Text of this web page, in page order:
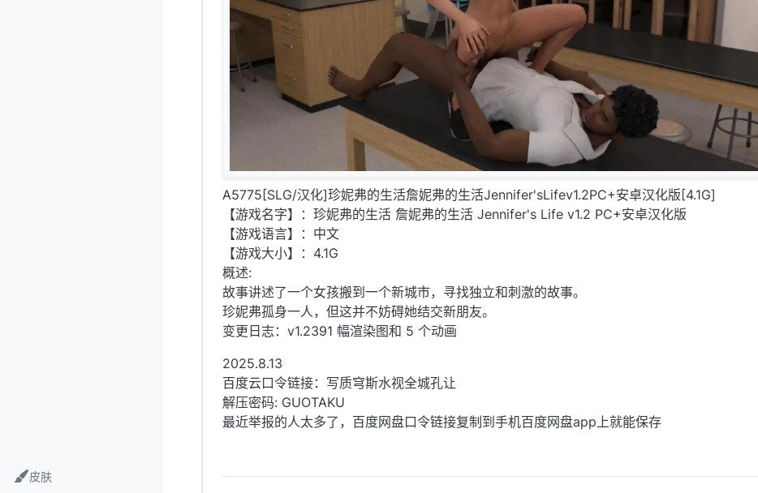
皮肤
A5775[SLG/汉化]珍妮弗的生活詹妮弗的生活Jennifer'sLifev1.2PC+安卓汉化版[4.1G]
【游戏名字】：珍妮弗的生活 詹妮弗的生活 Jennifer's Life v1.2 PC+安卓汉化版
【游戏语言】：中文
【游戏大小】：4.1G
概述:
故事讲述了一个女孩搬到一个新城市，寻找独立和刺激的故事。
珍妮弗孤身一人，但这并不妨碍她结交新朋友。
变更日志：v1.2391 幅渲染图和 5 个动画
2025.8.13
百度云口令链接：写质穹斯水视全城孔让
解压密码: GUOTAKU
最近举报的人太多了，百度网盘口令链接复制到手机百度网盘app上就能保存